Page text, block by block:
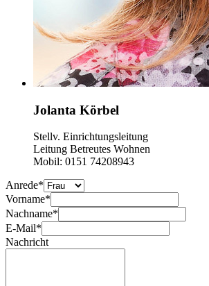
Jolanta Körbel
Stellv. Einrichtungsleitung
Leitung Betreutes Wohnen
Mobil: 0151 74208943
Anrede*
Vorname*
Nachname*
E-Mail*
Nachricht